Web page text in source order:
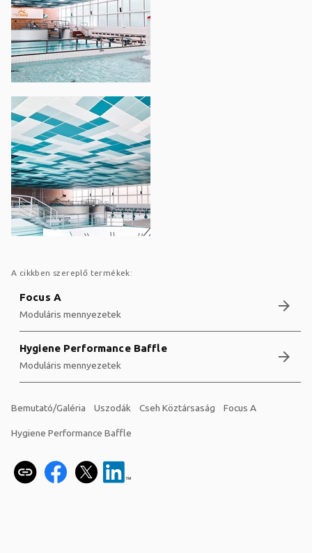
A cikkben szereplő termékek:
Focus A
Moduláris mennyezetek arrow_forward
Hygiene Performance Baffle
Moduláris mennyezetek arrow_forward
Bemutató/Galéria Uszodák Cseh Köztársaság Focus A
Hygiene Performance Baffle